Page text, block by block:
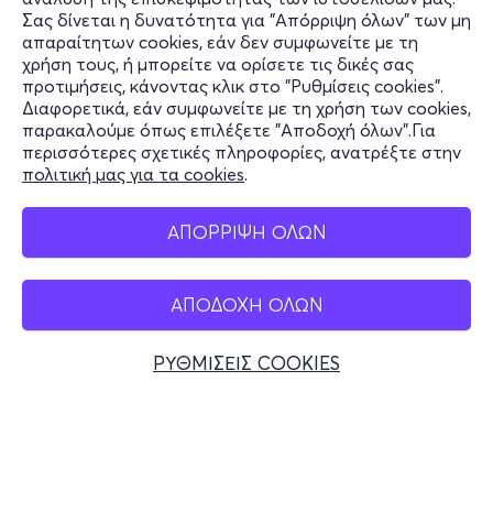
Σας δίνεται η δυνατότητα για "Απόρριψη όλων" των μη
απαραίτητων cookies, εάν δεν συμφωνείτε με τη
χρήση τους, ή μπορείτε να ορίσετε τις δικές σας
προτιμήσεις, κάνοντας κλικ στο "Ρυθμίσεις cookies".
Διαφορετικά, εάν συμφωνείτε με τη χρήση των cookies,
παρακαλούμε όπως επιλέξετε "Αποδοχή όλων".Για
περισσότερες σχετικές πληροφορίες, ανατρέξτε στην
πολιτική μας για τα cookies.
ΑΠΟΡΡΙΨΗ ΟΛΩΝ
ΑΠΟΔΟΧΗ ΟΛΩΝ
ΡΥΘΜΙΣΕΙΣ COOKIES
Πληροφορίες
Υποστήριξη
Stay Connected
Mobile app